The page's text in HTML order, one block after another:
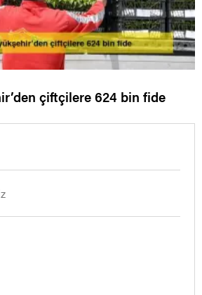
çiftçilere 624 bin fide